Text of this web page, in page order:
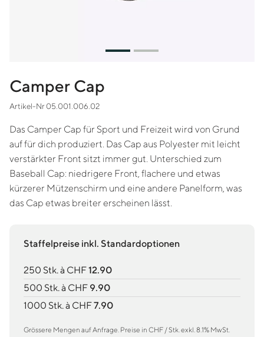
Camper Cap
Artikel-Nr 05.001.006.02
Das Camper Cap für Sport und Freizeit wird von Grund
auf für dich produziert. Das Cap aus Polyester mit leicht
verstärkter Front sitzt immer gut. Unterschied zum
Baseball Cap: niedrigere Front, flachere und etwas
kürzerer Mützenschirm und eine andere Panelform, was
das Cap etwas breiter erscheinen lässt.
Staffelpreise inkl. Standardoptionen
250 Stk. à CHF12.90
500 Stk. à CHF 9.90
1000 Stk. à CHF7.90
Grössere Mengen auf Anfrage. Preise in CHF / Stk. exkl. 8.1% MwSt.